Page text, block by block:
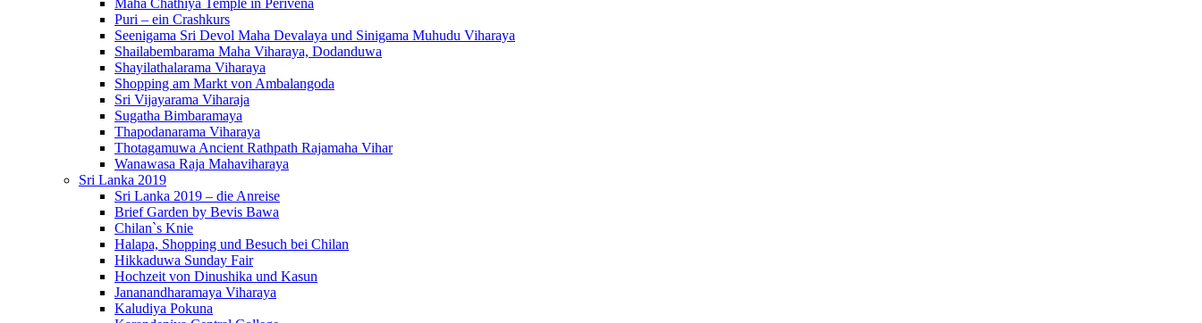
Maha Chathiya Temple in Perivena
Puri – ein Crashkurs
Seenigama Sri Devol Maha Devalaya und Sinigama Muhudu Viharaya
Shailabembarama Maha Viharaya, Dodanduwa
Shayilathalarama Viharaya
Shopping am Markt von Ambalangoda
Sri Vijayarama Viharaja
Sugatha Bimbaramaya
Thapodanarama Viharaya
Thotagamuwa Ancient Rathpath Rajamaha Vihar
Wanawasa Raja Mahaviharaya
Sri Lanka 2019
Sri Lanka 2019 – die Anreise
Brief Garden by Bevis Bawa
Chilan`s Knie
Halapa, Shopping und Besuch bei Chilan
Hikkaduwa Sunday Fair
Hochzeit von Dinushika und Kasun
Jananandharamaya Viharaya
Kaludiya Pokuna